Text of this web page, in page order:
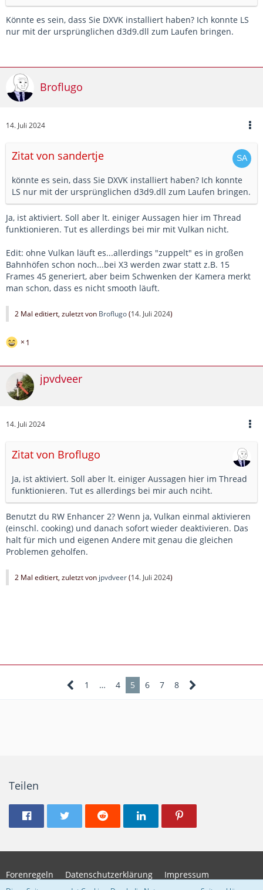
Könnte es sein, dass Sie DXVK installiert haben? Ich konnte LS
nur mit der ursprünglichen d3d9.dll zum Laufen bringen.
Broflugo
14. Juli 2024
Zitat von sandertje
könnte es sein, dass Sie DXVK installiert haben? Ich konnte
LS nur mit der ursprünglichen d3d9.dll zum Laufen bringen.
Ja, ist aktiviert. Soll aber lt. einiger Aussagen hier im Thread
funktionieren. Tut es allerdings bei mir mit Vulkan nicht.
Edit: ohne Vulkan läuft es...allerdings "zuppelt" es in großen
Bahnhöfen schon noch...bei X3 werden zwar statt z.B. 15
Frames 45 generiert, aber beim Schwenken der Kamera merkt
man schon, dass es nicht smooth läuft.
2 Mal editiert, zuletzt von Broflugo(14. Juli 2024)
1
jpvdveer
14. Juli 2024
Zitat von Broflugo
Ja, ist aktiviert. Soll aber lt. einiger Aussagen hier im Thread
funktionieren. Tut es allerdings bei mir auch nciht.
Benutzt du RW Enhancer 2? Wenn ja, Vulkan einmal aktivieren
(einschl. cooking) und danach sofort wieder deaktivieren. Das
halt für mich und eigenen Andere mit genau die gleichen
Problemen geholfen.
2 Mal editiert, zuletzt von jpvdveer(14. Juli 2024)
1 … 4 5 6 7 8
Teilen
Forenregeln Datenschutzerklärung Impressum